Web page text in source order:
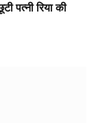
पत्नी रिया की